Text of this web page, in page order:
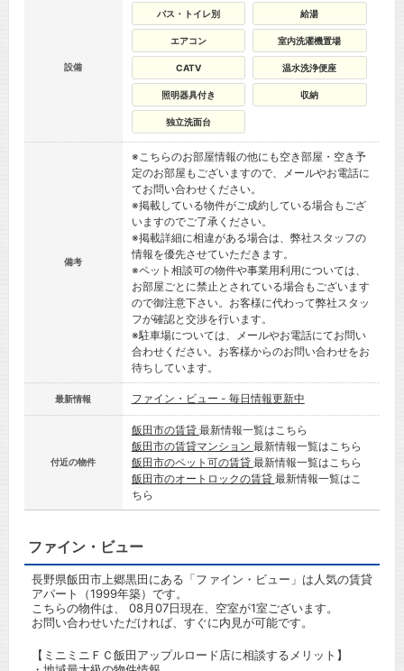
設備
バス・トイレ別 給湯
エアコン 室内洗濯機置場
CATV 温水洗浄便座
照明器具付き 収納
独立洗面台
備考
※こちらのお部屋情報の他にも空き部屋・空き予
定のお部屋もございますので、メールやお電話に
てお問い合わせください。
※掲載している物件がご成約している場合もござ
いますのでご了承ください。
※掲載詳細に相違がある場合は、弊社スタッフの
情報を優先させていただきます。
※ペット相談可の物件や事業用利用については、
お部屋ごとに禁止とされている場合もございます
ので御注意下さい。お客様に代わって弊社スタッ
フが確認と交渉を行います。
※駐車場については、メールやお電話にてお問い
合わせください。お客様からのお問い合わせをお
待ちしています。
最新情報 ファイン・ビュー - 毎日情報更新中
付近の物件
飯田市の賃貸 最新情報一覧はこちら
飯田市の賃貸マンション 最新情報一覧はこちら
飯田市のペット可の賃貸 最新情報一覧はこちら
飯田市のオートロックの賃貸 最新情報一覧はこ
ちら
ファイン・ビュー
長野県飯田市上郷黒田にある「ファイン・ビュー」は人気の賃貸
アパート（1999年築）です。
こちらの物件は、 08月07日現在、空室が1室ございます。
お問い合わせいただければ、すぐに内見が可能です。
【ミニミニＦＣ飯田アップルロード店に相談するメリット】